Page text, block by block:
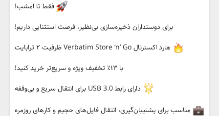
فقط تا امشب!
برای دوستداران ذخیره‌سازی بی‌نظیر، فرصت استثنایی داریم!
هارد اکسترنال Verbatim Store ‘n’ Go ظرفیت ۲ ترابایت
با ۱۳٪ تخفیف ویژه و سریع‌تر خرید کنید!
دارای رابط USB 3.0 برای انتقال سریع و بی‌وقفه
مناسب برای پشتیبان‌گیری، انتقال فایل‌های حجیم و کارهای روزمره